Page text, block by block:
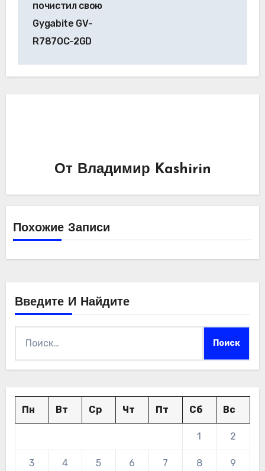
записям
почистил свою
Gygabite GV-
R787OC-2GD
От Владимир Kashirin
Похожие Записи
Введите И Найдите
Пн Вт Ср Чт Пт Сб Вс
1 2
3 4 5 6 7 8 9